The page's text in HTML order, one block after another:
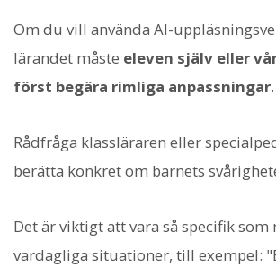
Om du vill använda AI-
lärandet måste eleven själv eller
först begära rimliga anpassningar.
Rådfråga klassläraren eller
berätta konkret om barnets
Det är viktigt att vara så specifik
vardagliga situationer, till exempel: